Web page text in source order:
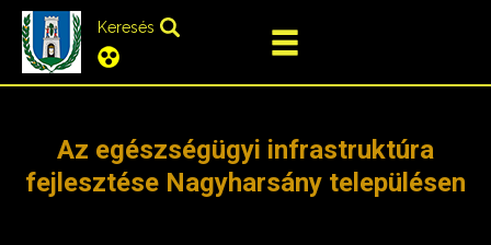
Keresés
Az egészségügyi infrastruktúra
fejlesztése Nagyharsány településen